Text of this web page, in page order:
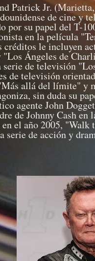
Patrick Jr.
de cine y
por su papel del T-
en la película
créditos le incluyen
Ángeles de
serie de televisión
de televisión
allá del límite" y
sin duda su
agente John
de Johnny Cash en
el año 2005, "Walk
serie de acción y